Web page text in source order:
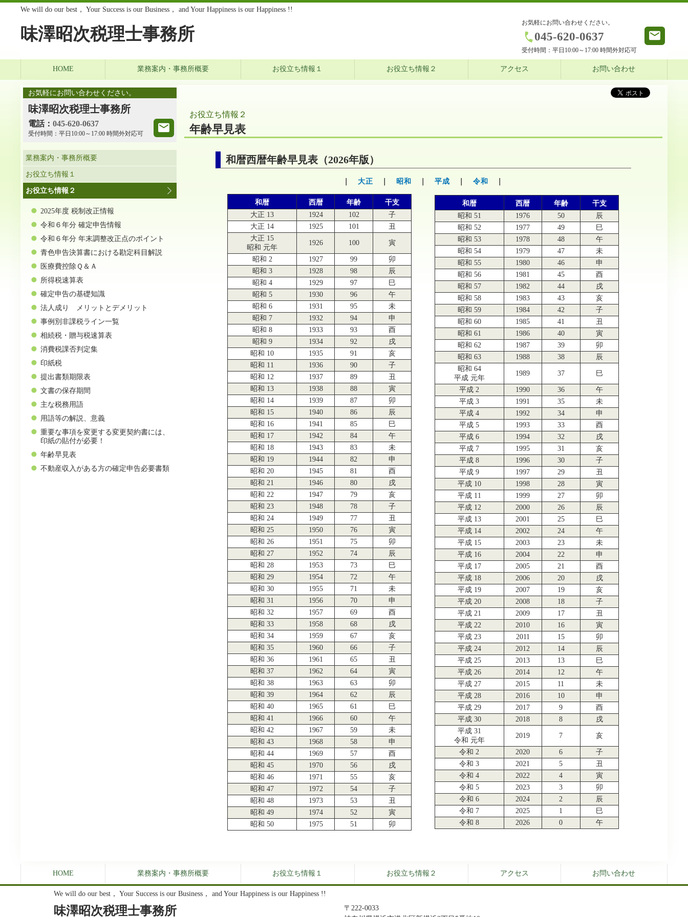
We will do our best， Your Success is our Business， and Your Happiness is our Happiness !!
味澤昭次税理士事務所
お気軽にお問い合わせください。
045-620-0637
受付時間： 平日10:00～17:00 時間外対応可
HOME 業務案内・事務所概要 お役立ち情報１ お役立ち情報２ アクセス お問い合わせ
お役立ち情報２
年齢早見表
和暦西暦年齢早見表（2026年版）
｜大正 昭和 ｜平成 ｜令和
和暦 西暦 年齢
干支
大正 13
1924 102
子
大正 14
1925 101
丑
大正 15
昭和 元年
1926 100 寅
昭和 2 1927 99
卯
昭和 3
1928 98
辰
昭和 4
1929 97
巳
昭和 5
1930 96
午
昭和 6
1931 95
未
昭和 7
1932 94
申
昭和 8
1933 93
酉
昭和 9
1934 92
戌
昭和 10
1935 91
亥
昭和 11
1936 90
子
昭和 12
1937 89
丑
昭和 13
1938 88
寅
昭和 14
1939 87
卯
昭和 15
1940 86
辰
昭和 16
1941 85
巳
昭和 17
1942 84
午
昭和 18
1943 83
未
昭和 19
1944 82
申
昭和 20
1945 81
酉
昭和 21
1946 80
戌
昭和 22
1947 79
亥
昭和 23
1948 78
子
昭和 24
1949 77
丑
昭和 25
1950 76
寅
昭和 26
1951 75
卯
昭和 27
1952 74
辰
昭和 28
1953 73
巳
昭和 29
1954 72
午
昭和 30
1955 71
未
昭和 31
1956 70
申
昭和 32
1957 69
酉
昭和 33
1958 68
戌
昭和 34
1959 67
亥
昭和 35
1960 66
子
昭和 36
1961 65
丑
昭和 37
1962 64
寅
昭和 38
1963 63
卯
昭和 39
1964 62
辰
昭和 40
1965 61
巳
昭和 41
1966 60
午
昭和 42
1967 59
未
昭和 43
1968 58
申
昭和 44
1969 57
酉
昭和 45
1970 56
戌
昭和 46
1971 55
亥
昭和 47
1972 54
子
昭和 48
1973 53
丑
昭和 49
1974 52
寅
昭和 50
1975 51 卯
和暦 西暦 年齢
干支
昭和 51
1976 50
辰
昭和 52
1977 49
巳
昭和 53
1978 48
午
昭和 54
1979 47
未
昭和 55
1980 46
申
昭和 56
1981 45
酉
昭和 57
1982 44
戌
昭和 58
1983 43
亥
昭和 59
1984 42
子
昭和 60
1985 41
丑
昭和 61
1986 40
寅
昭和 62
1987 39
卯
昭和 63
1988 38
辰
昭和 64
平成 元年
1989 37 巳
平成 2 1990 36
午
平成 3
1991 35
未
平成 4
1992 34
申
平成 5
1993 33
酉
平成 6
1994 32
戌
平成 7
1995 31
亥
平成 8
1996 30
子
平成 9
1997 29
丑
平成 10
1998 28
寅
平成 11
1999 27
卯
平成 12
2000 26
辰
平成 13
2001 25
巳
平成 14
2002 24
午
平成 15
2003 23
未
平成 16
2004 22
申
平成 17
2005 21
酉
平成 18
2006 20
戌
平成 19
2007 19
亥
平成 20
2008 18
子
平成 21
2009 17
丑
平成 22
2010 16
寅
平成 23
2011 15
卯
平成 24
2012 14
辰
平成 25
2013 13
巳
平成 26
2014 12
午
平成 27
2015 11
未
平成 28
2016 10
申
平成 29
2017 9
酉
平成 30
2018 8
戌
平成 31
令和 元年
2019 7 亥
令和 2 2020 6
子
令和 3
2021 5
丑
令和 4
2022 4
寅
令和 5
2023 3
卯
令和 6
2024 2
辰
令和 7
2025 1
巳
令和 8
2026 0 午
お気軽にお問い合わせください。
味澤昭次税理士事務所
電話： 045-620-0637
受付時間： 平日10:00～17:00 時間外対応可
業務案内・事務所概要
お役立ち情報１
お役立ち情報２
2025年度 税制改正情報
令和６年分 確定申告情報
令和６年分 年末調整改正点のポイント
青色申告決算書における勘定科目解説
医療費控除Ｑ＆Ａ
所得税速算表
確定申告の基礎知識
法人成り メリットとデメリット
事例別非課税ライン一覧
相続税・贈与税速算表
消費税課否判定集
印紙税
提出書類期限表
文書の保存期間
主な税務用語
用語等の解説、意義
重要な事項を変更する変更契約書には、
印紙の貼付が必要！
年齢早見表
不動産収入がある方の確定申告必要書類
HOME 業務案内・事務所概要 お役立ち情報１ お役立ち情報２ アクセス お問い合わせ
We will do our best， Your Success is our Business， and Your Happiness is our Happiness !!
味澤昭次税理士事務所
〒222-0033